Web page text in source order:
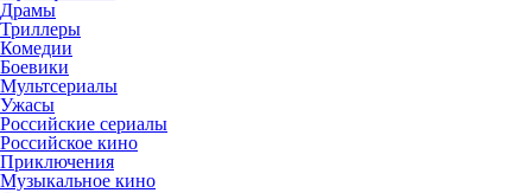
Драмы
Триллеры
Комедии
Боевики
Мультсериалы
Ужасы
Российские сериалы
Российское кино
Приключения
Музыкальное кино